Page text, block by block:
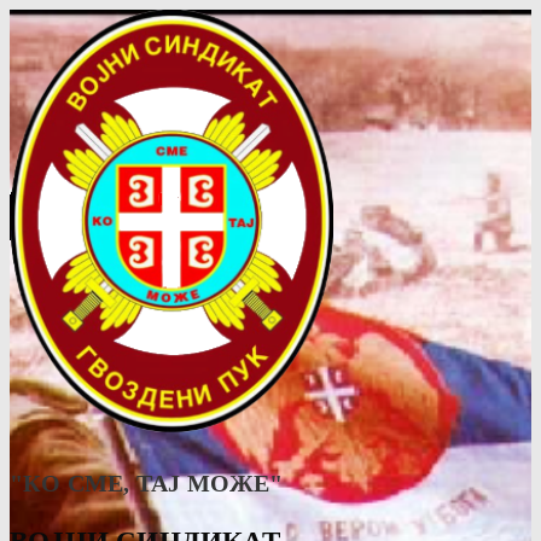
"КО СМЕ, ТАJ МОЖЕ"